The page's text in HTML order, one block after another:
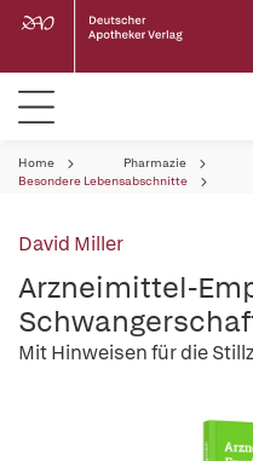
Home Pharmazie
Besondere Lebensabschnitte
David Miller
Arzneimittel-
Mit Hinweisen für die